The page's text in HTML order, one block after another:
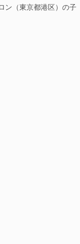
ン（東京都港区）の子